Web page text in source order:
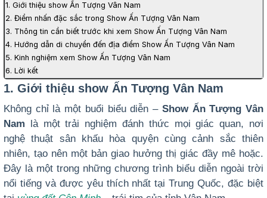
1. Giới thiệu show Ấn Tượng Vân Nam
2. Điểm nhấn đặc sắc trong Show Ấn Tượng Vân Nam
3. Thông tin cần biết trước khi xem Show Ấn Tượng Vân Nam
4. Hướng dẫn di chuyển đến địa điểm Show Ấn Tượng Vân Nam
5. Kinh nghiệm xem Show Ấn Tượng Vân Nam
6. Lời kết
1. Giới thiệu show Ấn Tượng Vân Nam
Không chỉ là một buổi biểu diễn – Show Ấn Tượng Vân
Nam là một trải nghiệm đánh thức mọi giác quan, nơi
nghệ thuật sân khấu hòa quyện cùng cảnh sắc thiên
nhiên, tạo nên một bản giao hưởng thị giác đầy mê hoặc.
Đây là một trong những chương trình biểu diễn ngoài trời
nổi tiếng và được yêu thích nhất tại Trung Quốc, đặc biệt